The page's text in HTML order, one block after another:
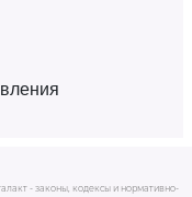
- законы, кодексы и нормативно-